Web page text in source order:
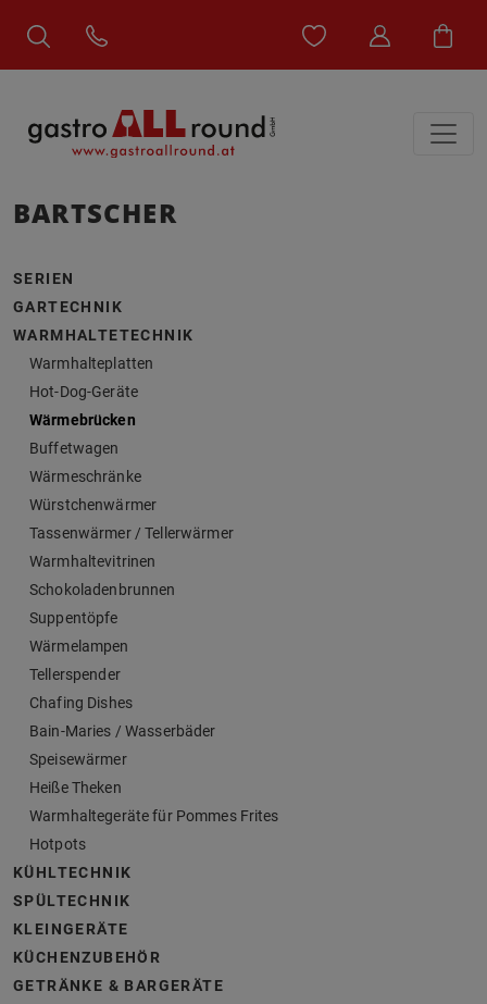
BARTSCHER
SERIEN
GARTECHNIK
WARMHALTETECHNIK
Warmhalteplatten
Hot-Dog-Geräte
Wärmebrücken
Buffetwagen
Wärmeschränke
Würstchenwärmer
Tassenwärmer / Tellerwärmer
Warmhaltevitrinen
Schokoladenbrunnen
Suppentöpfe
Wärmelampen
Tellerspender
Chafing Dishes
Bain-Maries / Wasserbäder
Speisewärmer
Heiße Theken
Warmhaltegeräte für Pommes Frites
Hotpots
KÜHLTECHNIK
SPÜLTECHNIK
KLEINGERÄTE
KÜCHENZUBEHÖR
GETRÄNKE & BARGERÄTE